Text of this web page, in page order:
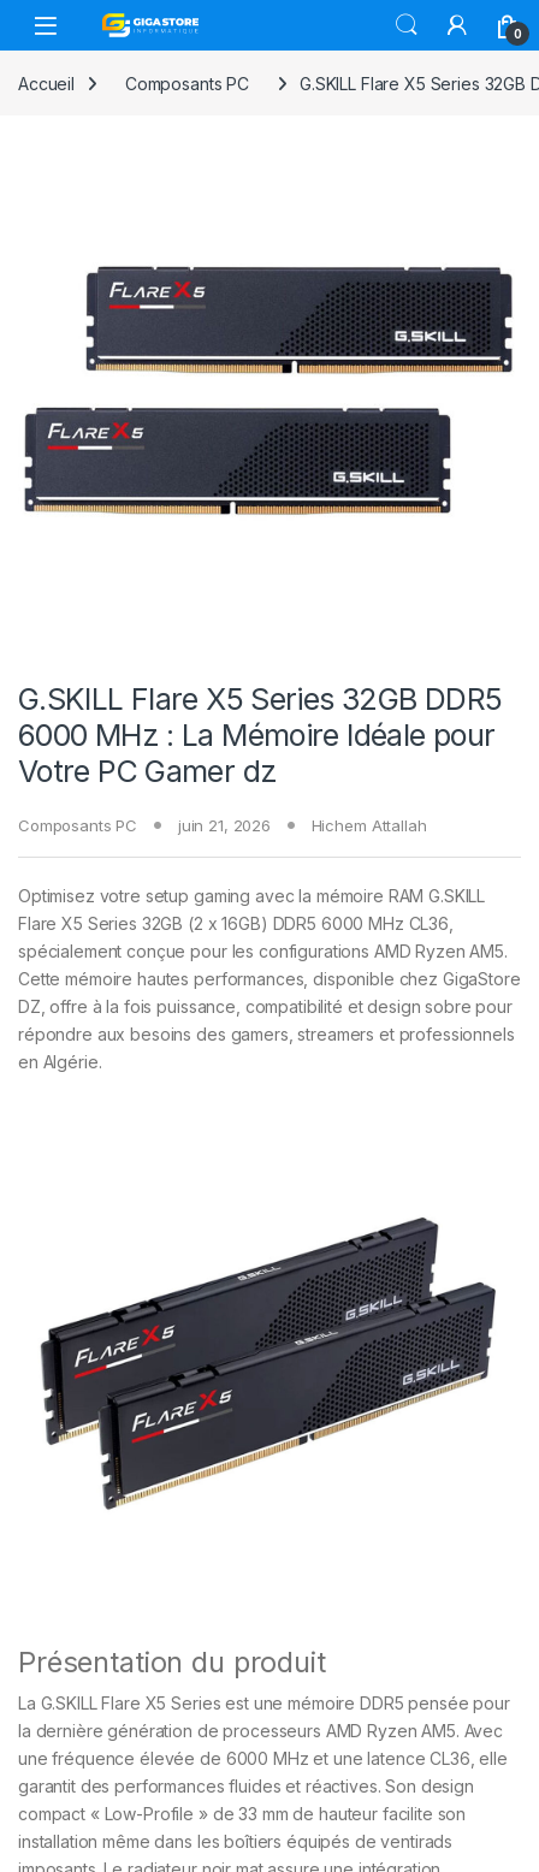
Skip to navigation
Skip to content
0
Accueil Composants PC G.SKILL Flare X5 Series
G.SKILL Flare X5 Series 32GB DDR5
6000 MHz : La Mémoire Idéale pour
Votre PC Gamer dz
Composants PC juin 21, 2026 Hichem Attallah
Optimisez votre setup gaming avec la mémoire RAM G.SKILL
Flare X5 Series 32GB (2 x 16GB) DDR5 6000 MHz CL36,
spécialement conçue pour les configurations AMD Ryzen AM5.
Cette mémoire hautes performances, disponible chez GigaStore
DZ, offre à la fois puissance, compatibilité et design sobre pour
répondre aux besoins des gamers, streamers et professionnels
en Algérie.
Présentation du produit
La G.SKILL Flare X5 Series est une mémoire DDR5 pensée pour
la dernière génération de processeurs AMD Ryzen AM5. Avec
une fréquence élevée de 6000 MHz et une latence CL36, elle
garantit des performances fluides et réactives. Son design
compact « Low-Profile » de 33 mm de hauteur facilite son
installation même dans les boîtiers équipés de ventirads